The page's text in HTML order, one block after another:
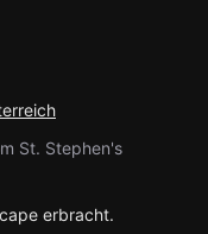
St. Stephen's
erbracht.